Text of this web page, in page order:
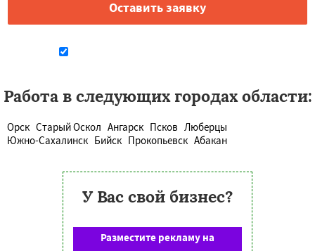
Работа в следующих городах области:
Орск Старый Оскол Ангарск Псков Люберцы
Южно-Сахалинск Бийск Прокопьевск Абакан
У Вас свой бизнес?
Разместите рекламу на